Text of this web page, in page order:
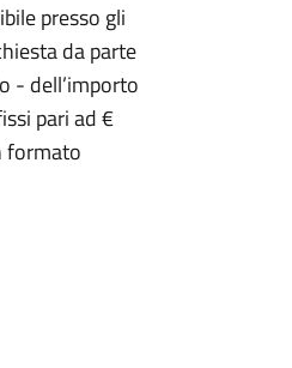
presso gli
da parte
- dell’importo
pari ad €
formato